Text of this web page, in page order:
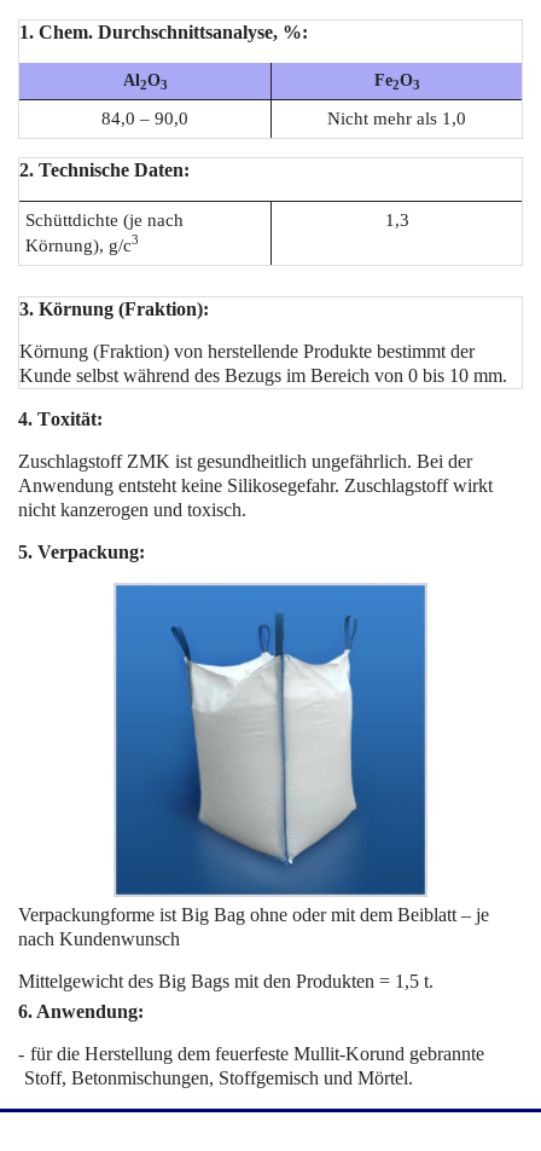
1. Chem. Durchschnittsanalyse, %:
Al2O3 Fe2O3
84,0 – 90,0 Nicht mehr als 1,0
2. Technische Daten:
Schüttdichte (je nach
Körnung), g/с3
1,3
3. Körnung (Fraktion):
Körnung (Fraktion) von herstellende Produkte bestimmt der
Kunde selbst während des Bezugs im Bereich von 0 bis 10 mm.
4. Тoxität:
Zuschlagstoff ZMK ist gesundheitlich ungefährlich. Bei der
Anwendung entsteht keine Silikosegefahr. Zuschlagstoff wirkt
nicht kanzerogen und toxisch.
5. Verpackung:
Verpackungforme ist Big Bag ohne oder mit dem Beiblatt – je
nach Kundenwunsch
Mittelgewicht des Big Bags mit den Produkten = 1,5 t.
6. Anwendung:
für die Herstellung dem feuerfeste Mullit-Korund gebrannte
Stoff, Betonmischungen, Stoffgemisch und Mörtel.